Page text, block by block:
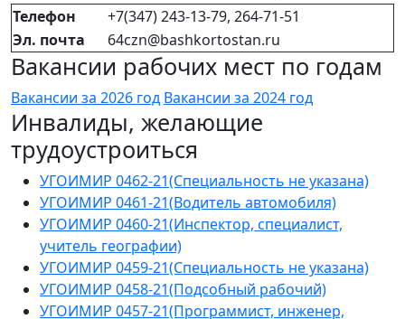
Телефон
+7(347) 243-13-79, 264-71-51
Эл. почта
64czn@bashkortostan.ru
Вакансии рабочих мест по годам
Вакансии за 2026 год Вакансии за 2024 год
Инвалиды, желающие
трудоустроиться
УГОИМИР 0462-21(Специальность не указана)
УГОИМИР 0461-21(Водитель автомобиля)
УГОИМИР 0460-21(Инспектор, специалист,
учитель географии)
УГОИМИР 0459-21(Специальность не указана)
УГОИМИР 0458-21(Подсобный рабочий)
УГОИМИР 0457-21(Программист, инженер,